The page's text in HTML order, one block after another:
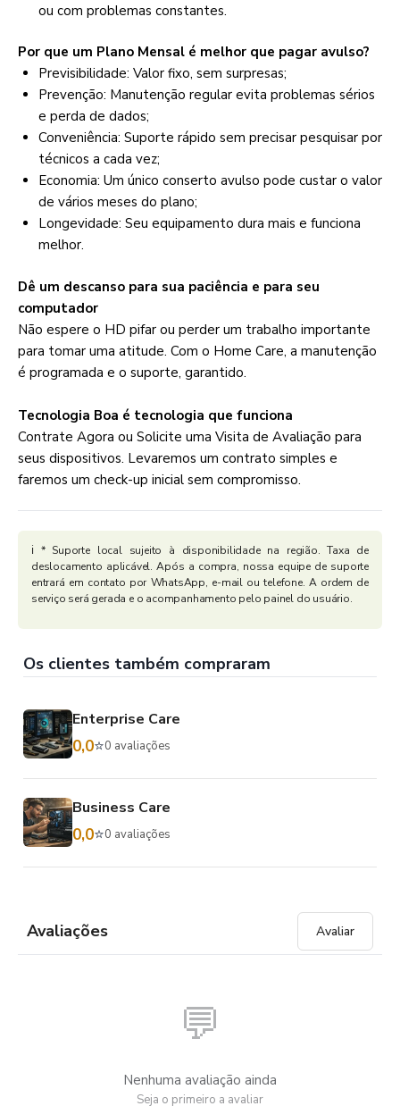
ou com problemas constantes.
Por que um Plano Mensal é melhor que pagar avulso?
Previsibilidade: Valor fixo, sem surpresas;
Prevenção: Manutenção regular evita problemas sérios
e perda de dados;
Conveniência: Suporte rápido sem precisar pesquisar por
técnicos a cada vez;
Economia: Um único conserto avulso pode custar o valor
de vários meses do plano;
Longevidade: Seu equipamento dura mais e funciona
melhor.
Dê um descanso para sua paciência e para seu
computador
Não espere o HD pifar ou perder um trabalho importante
para tomar uma atitude. Com o Home Care, a manutenção
é programada e o suporte, garantido.
Tecnologia Boa é tecnologia que funciona
Contrate Agora ou Solicite uma Visita de Avaliação para
seus dispositivos. Levaremos um contrato simples e
faremos um check-up inicial sem compromisso.
ℹ️ * Suporte local sujeito à disponibilidade na região. Taxa de
deslocamento aplicável. Após a compra, nossa equipe de suporte
entrará em contato por WhatsApp, e-mail ou telefone. A ordem de
serviço será gerada e o acompanhamento pelo painel do usuário.
Os clientes também compraram
Enterprise Care
0,0⭐0 avaliações
Business Care
0,0⭐0 avaliações
Avaliações Avaliar
💬
Nenhuma avaliação ainda
Seja o primeiro a avaliar